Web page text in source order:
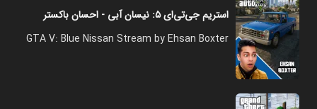
استریم جی‌تی‌ای ۵: نیسان آبی - احسان باکستر
GTA V: Blue Nissan Stream by Ehsan Boxter